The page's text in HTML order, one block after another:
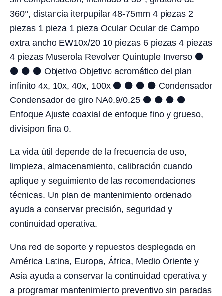
360°, distancia iterpupilar 48-75mm 4 piezas 2
piezas 1 pieza 1 pieza Ocular Ocular de Campo
extra ancho EW10x/20 10 piezas 6 piezas 4 piezas
4 piezas Muserola Revolver Quintuple Inverso ⚫
⚫ ⚫ ⚫ Objetivo Objetivo acromático del plan
infinito 4x, 10x, 40x, 100x ⚫ ⚫ ⚫ ⚫ Condensador
Condensador de giro NA0.9/0.25 ⚫ ⚫ ⚫ ⚫
Enfoque Ajuste coaxial de enfoque fino y grueso,
divisipon fina 0.
La vida útil depende de la frecuencia de uso,
limpieza, almacenamiento, calibración cuando
aplique y seguimiento de las recomendaciones
técnicas. Un plan de mantenimiento ordenado
ayuda a conservar precisión, seguridad y
continuidad operativa.
Una red de soporte y repuestos desplegada en
América Latina, Europa, África, Medio Oriente y
Asia ayuda a conservar la continuidad operativa y
a programar mantenimiento preventivo sin paradas